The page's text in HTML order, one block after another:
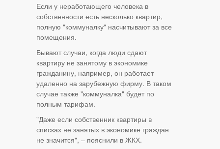
Если у неработающего человека в
собственности есть несколько квартир,
полную "коммуналку" насчитывают за все
помещения.
Бывают случаи, когда люди сдают
квартиру не занятому в экономике
гражданину, например, он работает
удаленно на зарубежную фирму. В таком
случае также "коммуналка" будет по
полным тарифам.
"Даже если собственник квартиры в
списках не занятых в экономике граждан
не значится", – пояснили в ЖКХ.